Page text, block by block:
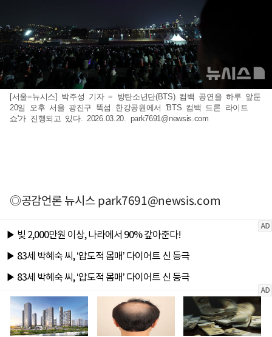
[서울=뉴시스] 박주성 기자 = 방탄소년단(BTS) 컴백 공연을 하루 앞둔
20일 오후 서울 광진구 뚝섬 한강공원에서 'BTS 컴백 드론 라이트
쇼'가 진행되고 있다. 2026.03.20. park7691@newsis.com
◎공감언론 뉴시스park7691@newsis.com